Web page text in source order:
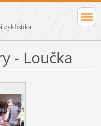
cyklistika
- Loučka